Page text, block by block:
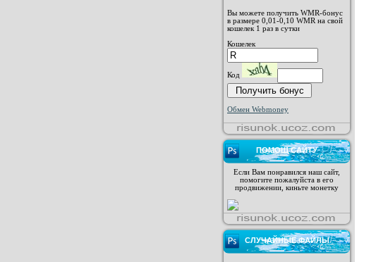
Вы можете получить WMR-бонус
в размере 0,01-0,10 WMR на свой
кошелек 1 раз в сутки
Кошелек
Код
Обмен Webmoney
ПОМОЩ САЙТУ
Если Вам понравился наш сайт,
помогите пожалуйста в его
продвижении, киньте монетку
СЛУЧАЙНЫЕ ФАЙЛЫ